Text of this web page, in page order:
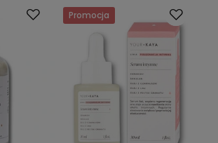
Promocja